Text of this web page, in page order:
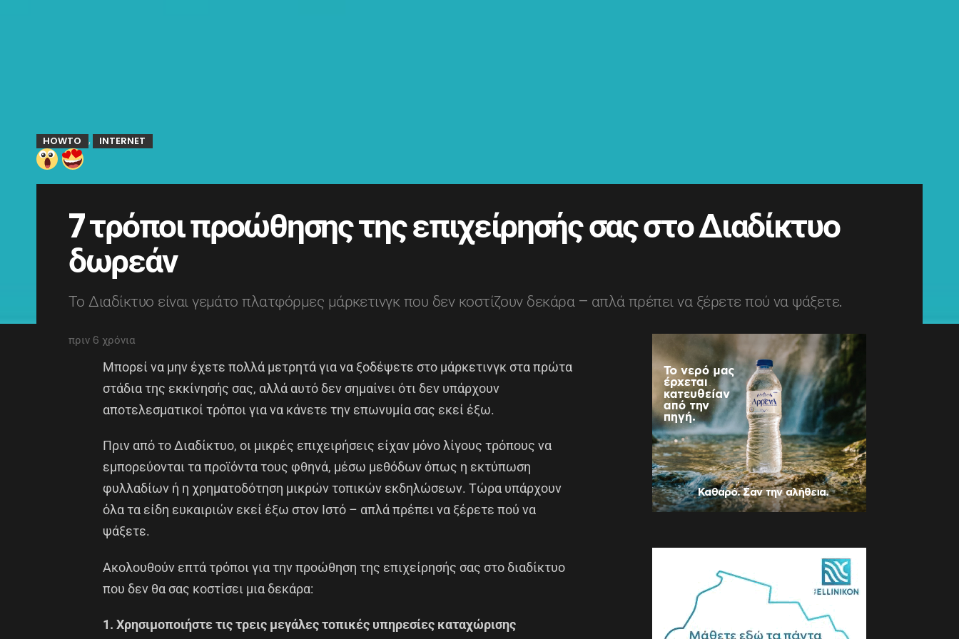
HOWTO , INTERNET
7 τρόποι προώθησης της επιχείρησής σας στο Διαδίκτυο
δωρεάν
Το Διαδίκτυο είναι γεμάτο πλατφόρμες μάρκετινγκ που δεν κοστίζουν δεκάρα – απλά πρέπει να ξέρετε πού να ψάξετε.
πριν 6 χρόνια
Μπορεί να μην έχετε πολλά μετρητά για να ξοδέψετε στο μάρκετινγκ στα πρώτα
στάδια της εκκίνησής σας, αλλά αυτό δεν σημαίνει ότι δεν υπάρχουν
αποτελεσματικοί τρόποι για να κάνετε την επωνυμία σας εκεί έξω.
Πριν από το Διαδίκτυο, οι μικρές επιχειρήσεις είχαν μόνο λίγους τρόπους να
εμπορεύονται τα προϊόντα τους φθηνά, μέσω μεθόδων όπως η εκτύπωση
φυλλαδίων ή η χρηματοδότηση μικρών τοπικών εκδηλώσεων. Τώρα υπάρχουν
όλα τα είδη ευκαιριών εκεί έξω στον Ιστό – απλά πρέπει να ξέρετε πού να
ψάξετε.
Ακολουθούν επτά τρόποι για την προώθηση της επιχείρησής σας στο διαδίκτυο
που δεν θα σας κοστίσει μια δεκάρα:
1. Χρησιμοποιήστε τις τρεις μεγάλες τοπικές υπηρεσίες καταχώρισης